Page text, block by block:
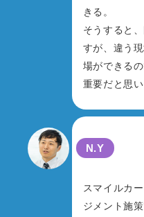
きる。
そうすると
すが、違う
場ができる
重要だと思い
N.Y
スマイルカ
ジメント施策